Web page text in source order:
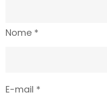
Nome *
E-mail *